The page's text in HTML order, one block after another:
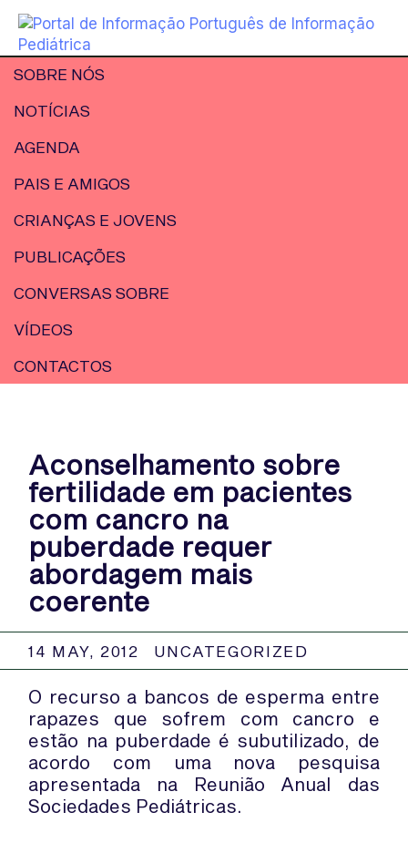
SOBRE NÓS
NOTÍCIAS
AGENDA
PAIS E AMIGOS
CRIANÇAS E JOVENS
PUBLICAÇÕES
CONVERSAS SOBRE
VÍDEOS
CONTACTOS
Aconselhamento sobre
fertilidade em pacientes
com cancro na
puberdade requer
abordagem mais
coerente
14 MAY, 2012 UNCATEGORIZED
O recurso a bancos de esperma entre
rapazes que sofrem com cancro e
estão na puberdade é subutilizado, de
acordo com uma nova pesquisa
apresentada na Reunião Anual das
Sociedades Pediátricas.